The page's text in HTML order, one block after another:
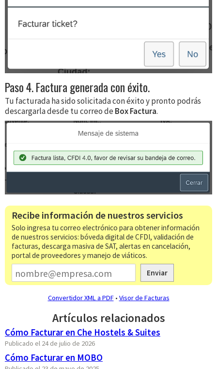
Paso 4. Factura generada con éxito.
Tu facturada ha sido solicitada con éxito y pronto podrás
descargarla desde tu correo deBox Factura.
Recibe información de nuestros servicios
Solo ingresa tu correo electrónico para obtener información
de nuestros servicios: bóveda digital de CFDI, validación de
facturas, descarga masiva de SAT, alertas en cancelación,
portal de proveedores y manejo de viáticos.
Enviar
Convertidor XML a PDF• Visor de Facturas
Artículos relacionados
Cómo Facturar en Che Hostels & Suites
Publicado el 24 de julio de 2026
Cómo Facturar en MOBO